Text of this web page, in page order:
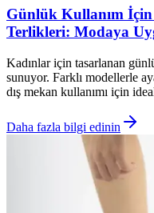
Günlük Kullanım İçin
Terlikleri: Modaya
Kadınlar için tasarlanan
sunuyor. Farklı modellerle
dış mekan kullanımı için
Daha fazla bilgi edinin